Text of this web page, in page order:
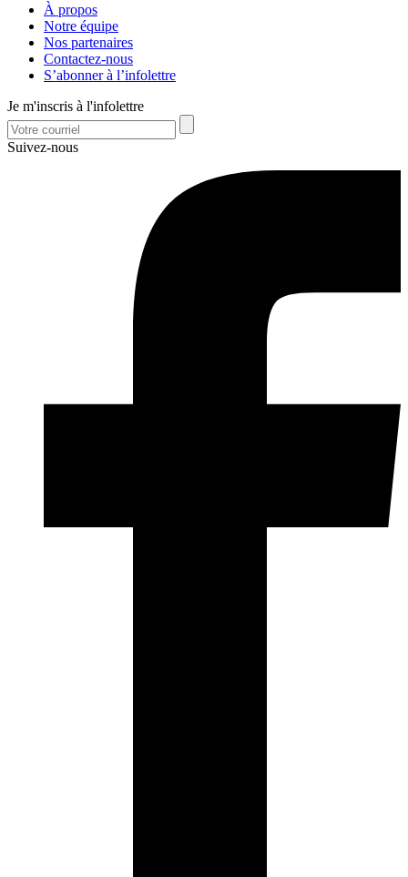
À propos
Notre équipe
Nos partenaires
Contactez-nous
S’abonner à l’infolettre
Je m'inscris à l'infolettre
Suivez-nous